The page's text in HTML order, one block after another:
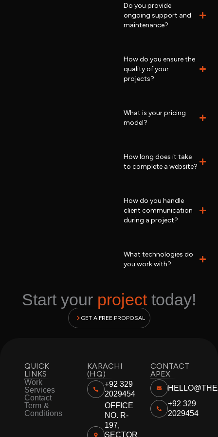
Do you provide
ongoing support and
maintenance?
How do you ensure the
quality of your
projects?
What is your pricing
model?
How long does it take
to complete a website?
How do you handle
client communication
during a project?
What technologies do
you work with?
Start your projecttoday!
GET A FREE PROPOSAL
QUICK
LINKS
Work
Services
Contact
Term &
Conditions
KARACHI
(HQ)
+92 329
2029454
OFFICE
NO. R-
197,
SECTOR
CONTACT
APEX
+92 329
2029454